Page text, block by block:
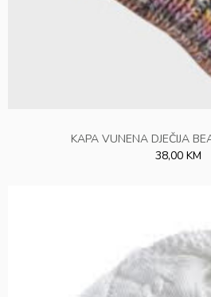
KAPA VUNENA DJEČIJA
38,00 KM